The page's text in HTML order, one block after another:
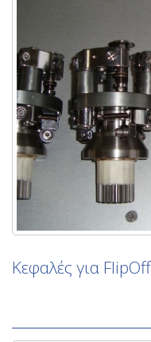
Κεφαλές για FlipOff